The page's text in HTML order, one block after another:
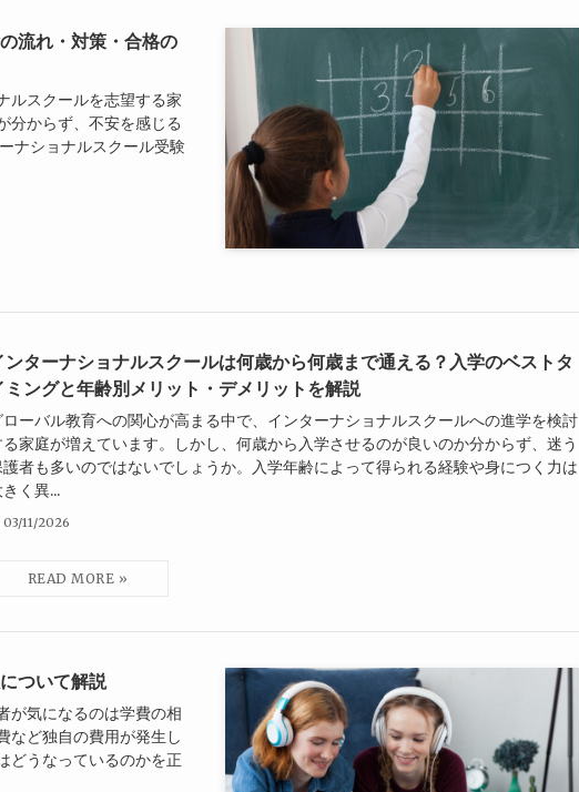
流れ・対策・合格の
ルスクールを志望する家
分からず、不安を感じる
ナショナルスクール受験
ンターナショナルスクールは何歳から何歳まで通える？入学のベストタ
ミングと年齢別メリット・デメリットを解説
ローバル教育への関心が高まる中で、インターナショナルスクールへの進学を検討
家庭が増えています。しかし、何歳から入学させるのが良いのか分からず、迷う
護者も多いのではないでしょうか。入学年齢によって得られる経験や身につく力は
きく異...
03/11/2026
ついて解説
が気になるのは学費の相
など独自の費用が発生し
どうなっているのかを正